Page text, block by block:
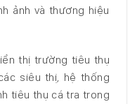
ảnh và thương hiệu
thị trường tiêu thụ
siêu thị, hệ thống
tiêu thụ cá tra trong